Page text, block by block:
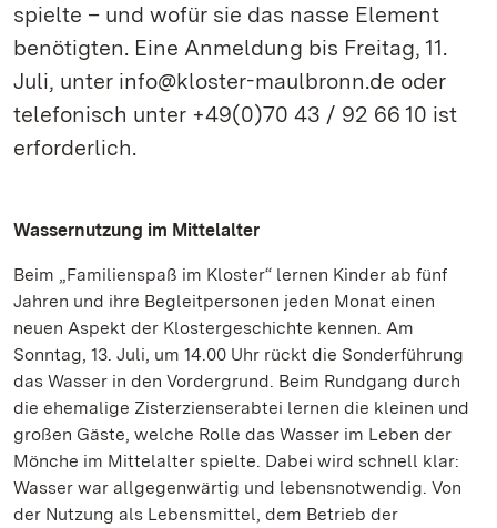
spielte – und wofür sie das nasse Element
benötigten. Eine Anmeldung bis Freitag, 11.
Juli, unter info@kloster-maulbronn.de oder
telefonisch unter +49(0)70 43 / 92 66 10 ist
erforderlich.
Wassernutzung im Mittelalter
Beim „Familienspaß im Kloster“ lernen Kinder ab fünf
Jahren und ihre Begleitpersonen jeden Monat einen
neuen Aspekt der Klostergeschichte kennen. Am
Sonntag, 13. Juli, um 14.00 Uhr rückt die Sonderführung
das Wasser in den Vordergrund. Beim Rundgang durch
die ehemalige Zisterzienserabtei lernen die kleinen und
großen Gäste, welche Rolle das Wasser im Leben der
Mönche im Mittelalter spielte. Dabei wird schnell klar:
Wasser war allgegenwärtig und lebensnotwendig. Von
der Nutzung als Lebensmittel, dem Betrieb der